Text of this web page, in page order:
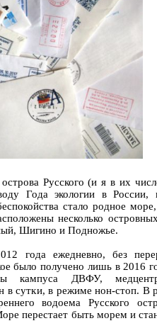
Русского (и я в их
Года экологии в России,
стало родное
несколько
Шигино и Подножье.
года ежедневно, без
было получено лишь в 2016
кампуса ДВФУ,
сутки, в режиме нон-стоп. В
водоема Русского
перестает быть морем и